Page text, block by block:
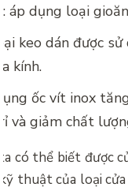
áp dụng loại
keo dán được
kính.
ốc vít inox
và giảm chất
có thể biết được
thuật của loại